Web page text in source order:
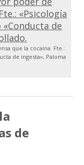
que la cocaína. Fte.:
de ingesta», Paloma
de